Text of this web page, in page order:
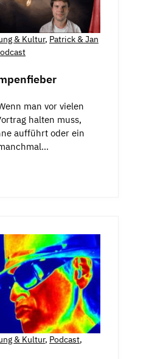
& Kultur, Patrick & Jan
man vor vielen
halten muss,
aufführt oder ein
& Kultur, Podcast,